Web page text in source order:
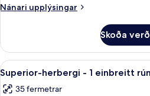
stórt
Nánari upplýsingar
Nánari
herbergi
1
stórt
tvíbreitt
Skoða
Skoða
allar
myndir
7
Superior-herbergi - 1 einbreitt
35 fermetrar